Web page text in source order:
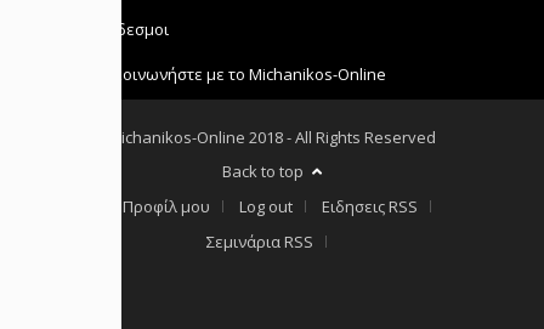
Σύνδεσμοι
Επικοινωνήστε με το Michanikos-Online
Michanikos-Online 2018 - All Rights Reserved
Back to top
Το Προφίλ μου
Log out
Ειδησεις RSS
Σεμινάρια RSS